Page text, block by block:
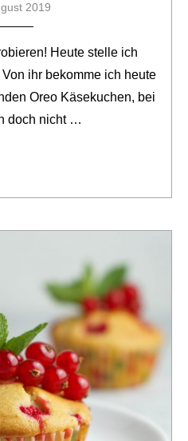
2019
Heute stelle ich
ihr bekomme ich heute
Oreo Käsekuchen, bei
doch nicht …